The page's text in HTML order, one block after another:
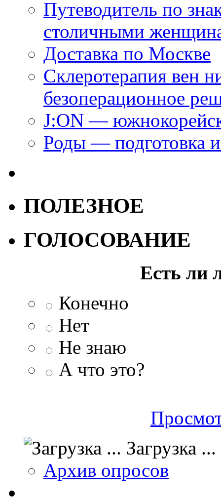
Путеводитель по
столичными
Доставка по Москве
Склеротерапия вен
безоперационное
J:ON —
Роды — подготовка
ПОЛЕЗНОЕ
ГОЛОСОВАНИЕ
Есть ли
Конечно
Нет
Не знаю
А что это?
Загрузка ...
Архив опросов